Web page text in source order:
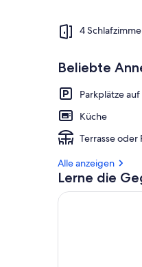
4
Beliebte
Parkplätze
Küche
Terrasse oder
Alle anzeigen
Lerne die